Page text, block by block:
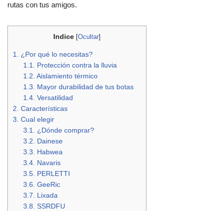
rutas con tus amigos.
Indice [Ocultar]
1. ¿Por qué lo necesitas?
1.1. Protección contra la lluvia
1.2. Aislamiento térmico
1.3. Mayor durabilidad de tus botas
1.4. Versatilidad
2. Características
3. Cual elegir
3.1. ¿Dónde comprar?
3.2. Dainese
3.3. Habwea
3.4. Navaris
3.5. PERLETTI
3.6. GeeRic
3.7. Lixada
3.8. SSRDFU